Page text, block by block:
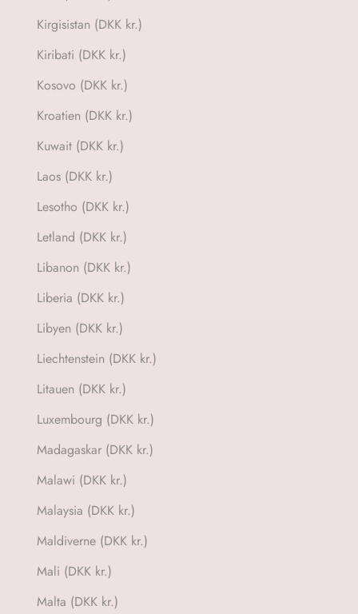
Kirgisistan (DKK kr.)
Kiribati (DKK kr.)
Kosovo (DKK kr.)
Kroatien (DKK kr.)
Kuwait (DKK kr.)
Laos (DKK kr.)
Lesotho (DKK kr.)
Letland (DKK kr.)
Libanon (DKK kr.)
Liberia (DKK kr.)
Libyen (DKK kr.)
Liechtenstein (DKK kr.)
Litauen (DKK kr.)
Luxembourg (DKK kr.)
Madagaskar (DKK kr.)
Malawi (DKK kr.)
Malaysia (DKK kr.)
Maldiverne (DKK kr.)
Mali (DKK kr.)
Malta (DKK kr.)